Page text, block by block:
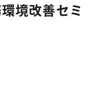
境改善セミ